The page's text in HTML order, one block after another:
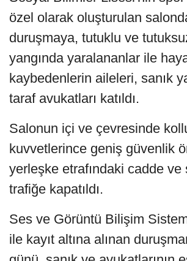
özel olarak oluşturulan
duruşmaya, tutuklu ve
yangında yaralananlar ile
kaybedenlerin aileleri, sanık
taraf avukatları katıldı.
Salonun içi ve çevresinde
kuvvetlerince geniş güvenlik
yerleşke etrafındaki cadde ve
trafiğe kapatıldı.
Ses ve Görüntü Bilişim
ile kayıt altına alınan